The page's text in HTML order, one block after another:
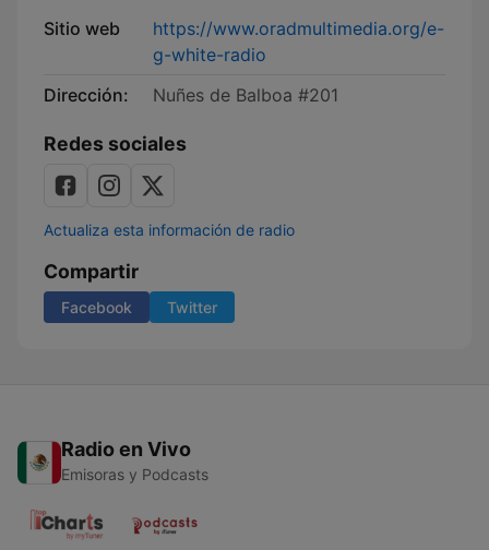
Sitio web
https://www.oradmultimedia.org/e-
g-white-radio
Dirección:
Nuñes de Balboa #201
Redes sociales
Actualiza esta información de radio
Compartir
Facebook Twitter
Radio en Vivo
Emisoras y Podcasts